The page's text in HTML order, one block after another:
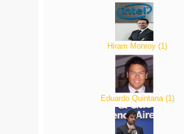
Hiram Monroy (1)
Eduardo Quintana (1)